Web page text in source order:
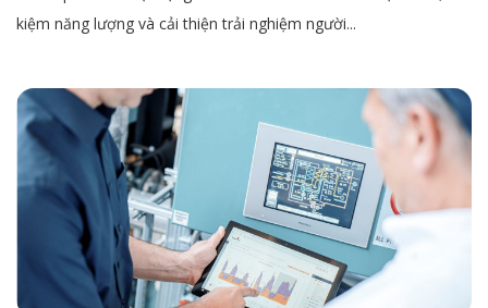
kiệm năng lượng và cải thiện trải nghiệm người...